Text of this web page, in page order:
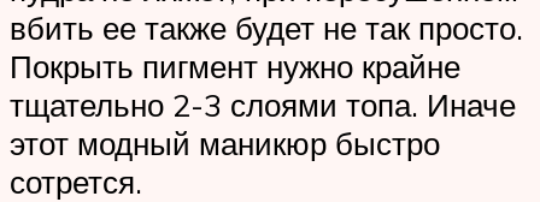
вбить ее также будет не так просто.
Покрыть пигмент нужно крайне
тщательно 2-3 слоями топа. Иначе
этот модный маникюр быстро
сотрется.